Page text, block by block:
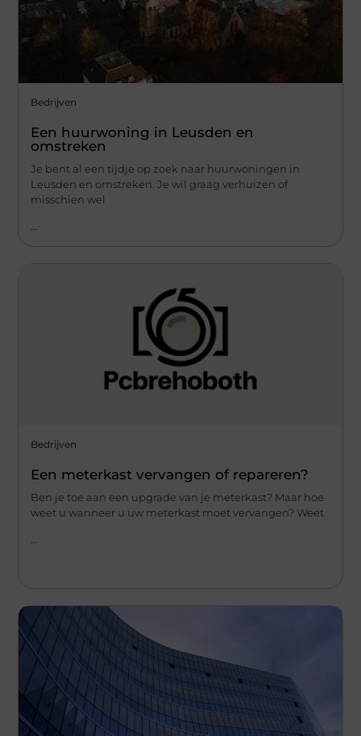
Bedrijven
Een huurwoning in Leusden en
omstreken
Je bent al een tijdje op zoek naar huurwoningen in
Leusden en omstreken. Je wil graag verhuizen of
misschien wel
Bedrijven
Een meterkast vervangen of repareren?
Ben je toe aan een upgrade van je meterkast? Maar hoe
weet u wanneer u uw meterkast moet vervangen? Weet
...